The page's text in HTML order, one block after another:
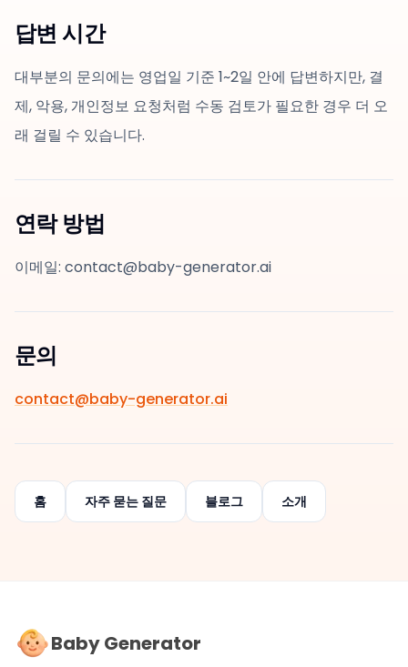
답변 시간
대부분의 문의에는 영업일 기준 1~2일 안에 답변하지만, 결
제, 악용, 개인정보 요청처럼 수동 검토가 필요한 경우 더 오
래 걸릴 수 있습니다.
연락 방법
이메일: contact@baby-generator.ai
문의
contact@baby-generator.ai
홈 자주 묻는 질문 블로그 소개
Baby Generator